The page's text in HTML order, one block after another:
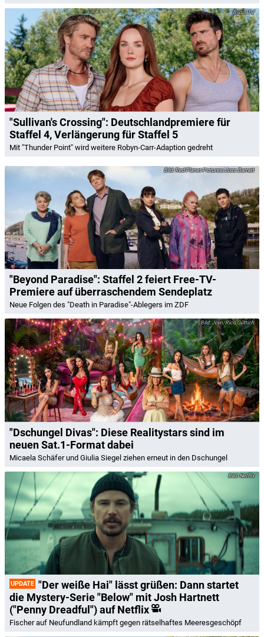
CTV
"Sullivan's Crossing": Deutschlandpremiere für
Staffel 4, Verlängerung für Staffel 5
Mit "Thunder Point" wird weitere Robyn-Carr-Adaption gedreht
Red Planet Pictures/Joss Barratt
"Beyond Paradise": Staffel 2 feiert Free-TV-
Premiere auf überraschendem Sendeplatz
Neue Folgen des "Death in Paradise"-Ablegers im ZDF
Joyn/Rico Güttich
"Dschungel Divas": Diese Realitystars sind im
neuen Sat.1-Format dabei
Micaela Schäfer und Giulia Siegel ziehen erneut in den Dschungel
Netflix
UPDATE "Der weiße Hai" lässt grüßen: Dann startet
die Mystery-Serie "Below" mit Josh Hartnett
("Penny Dreadful") auf Netflix
Fischer auf Neufundland kämpft gegen rätselhaftes Meeresgeschöpf